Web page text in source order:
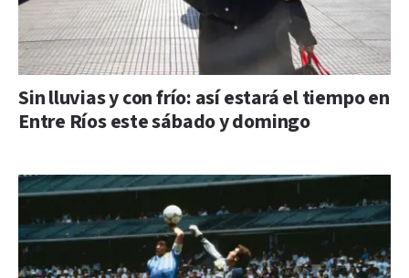
Sin lluvias y con frío: así estará el tiempo en
Entre Ríos este sábado y domingo